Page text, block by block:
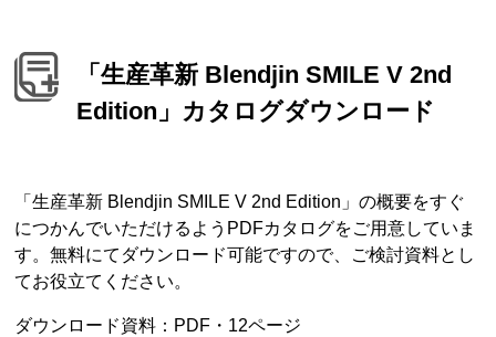
「生産革新 Blendjin SMILE V 2nd
Edition」カタログダウンロード
「生産革新 Blendjin SMILE V 2nd Edition」の概要をすぐ
につかんでいただけるようPDFカタログをご用意していま
す。無料にてダウンロード可能ですので、ご検討資料とし
てお役立てください。
ダウンロード資料：PDF・12ページ